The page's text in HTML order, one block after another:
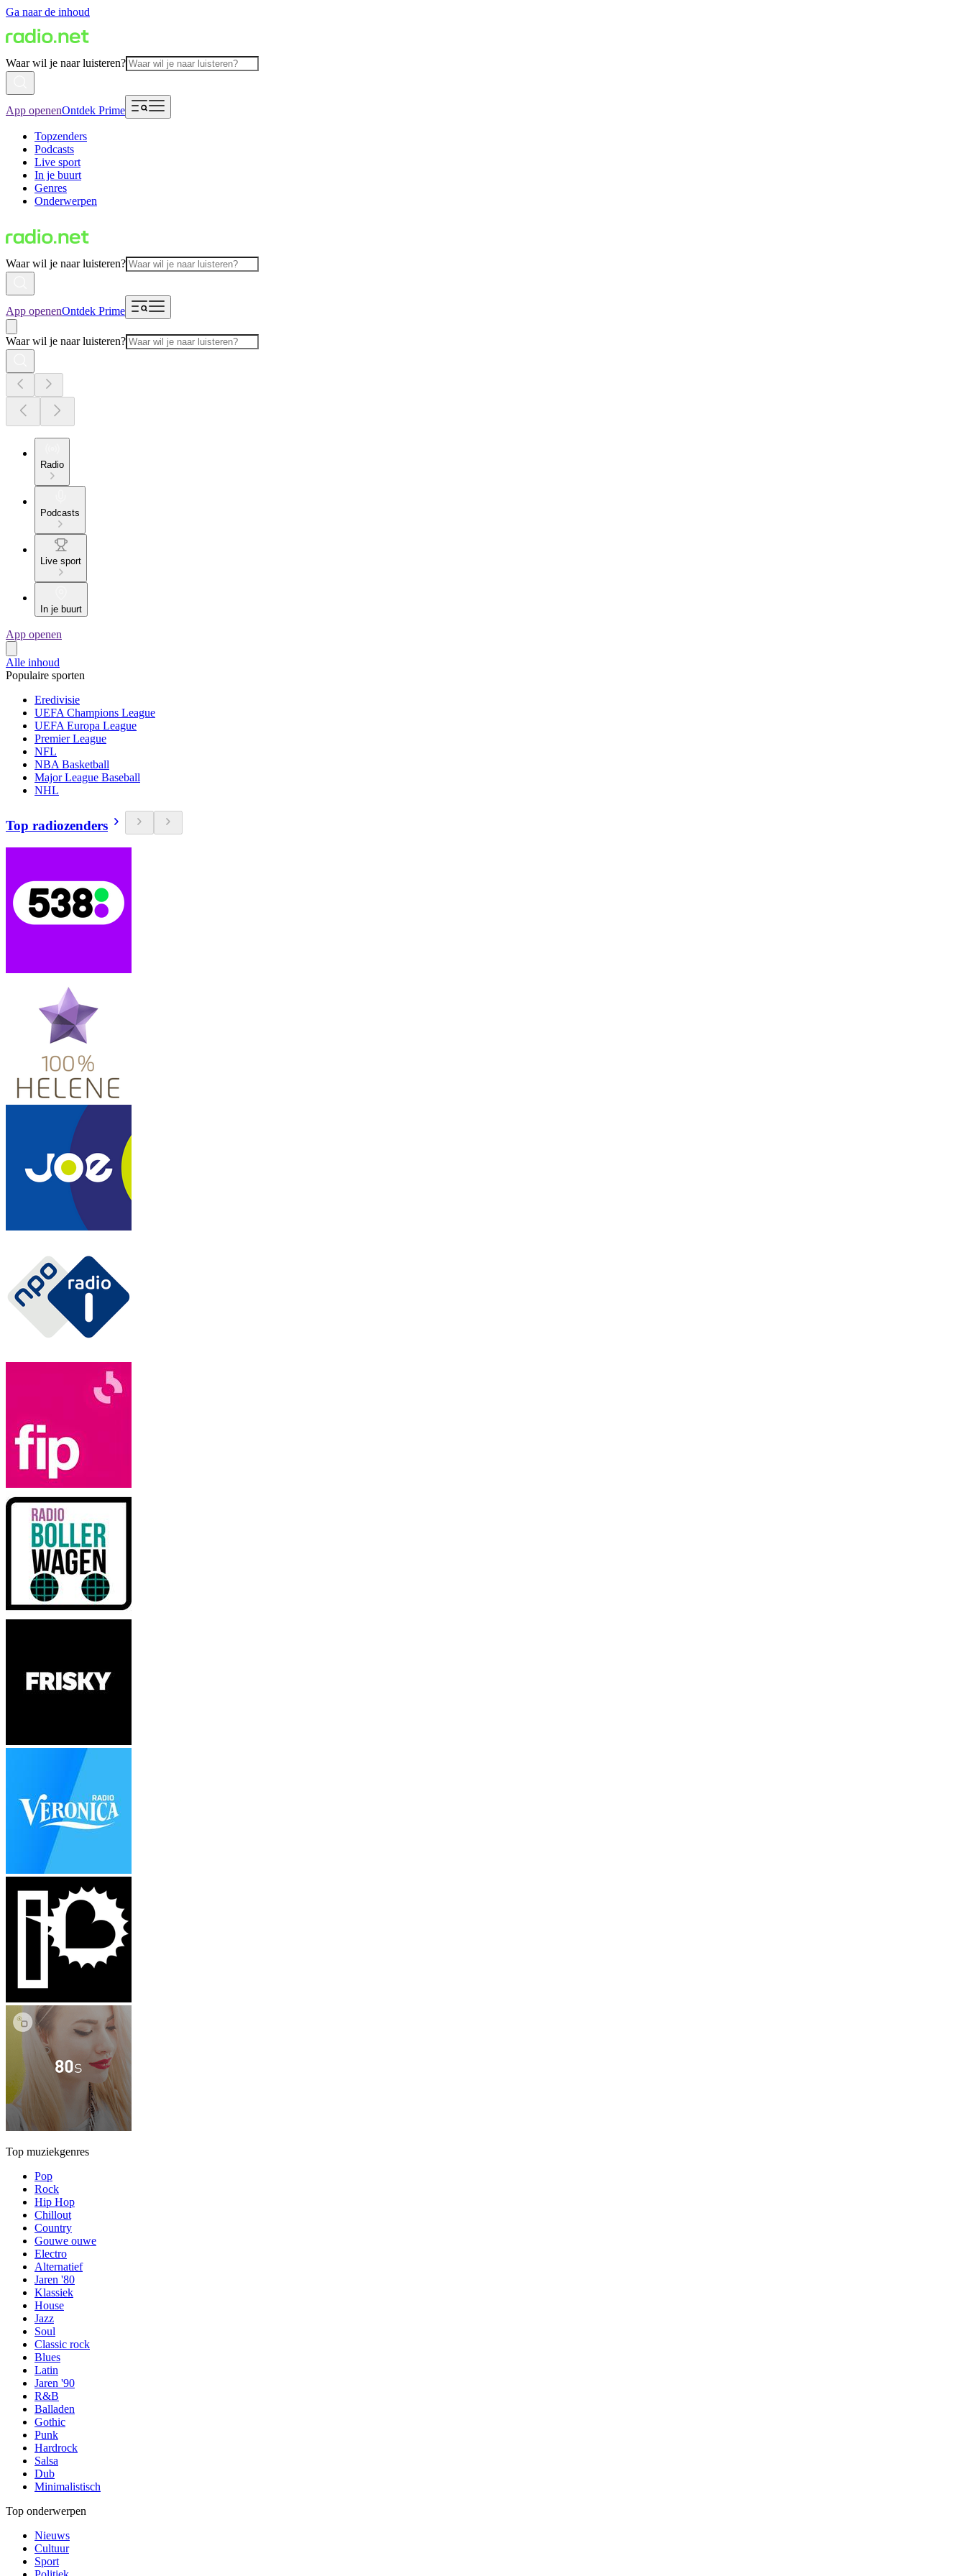
Ga naar de inhoud
Waar wil je naar luisteren?
App openenOntdek Prime
Topzenders
Podcasts
Live sport
In je buurt
Genres
Onderwerpen
Waar wil je naar luisteren?
App openenOntdek Prime
Waar wil je naar luisteren?
Radio
Podcasts
Live sport
In je buurt
App openen
Alle inhoud
Populaire sporten
Eredivisie
UEFA Champions League
UEFA Europa League
Premier League
NFL
NBA Basketball
Major League Baseball
NHL
Top radiozenders
Top muziekgenres
Pop
Rock
Hip Hop
Chillout
Country
Gouwe ouwe
Electro
Alternatief
Jaren '80
Klassiek
House
Jazz
Soul
Classic rock
Blues
Latin
Jaren '90
R&B
Balladen
Gothic
Punk
Hardrock
Salsa
Dub
Minimalistisch
Top onderwerpen
Nieuws
Cultuur
Sport